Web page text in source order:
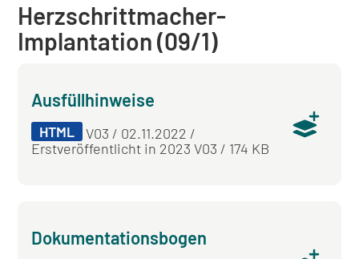
Herzschrittmacher-
Implantation (09/1)
Ausfüllhinweise
HTML
V03 / 02.11.2022 /
Erstveröffentlicht in 2023 V03 / 174 KB
Dokumentationsbogen